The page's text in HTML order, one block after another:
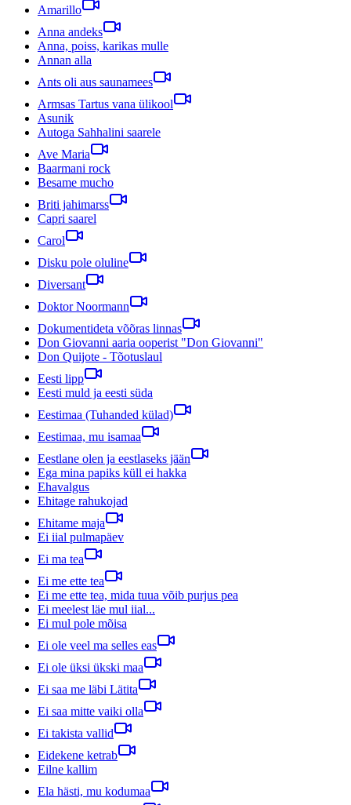
Amarillo
Anna andeks
Anna, poiss, karikas mulle
Annan alla
Ants oli aus saunamees
Armsas Tartus vana ülikool
Asunik
Autoga Sahhalini saarele
Ave Maria
Baarmani rock
Besame mucho
Briti jahimarss
Capri saarel
Carol
Disku pole oluline
Diversant
Doktor Noormann
Dokumentideta võõras linnas
Don Giovanni aaria ooperist "Don Giovanni"
Don Quijote - Tõotuslaul
Eesti lipp
Eesti muld ja eesti süda
Eestimaa (Tuhanded külad)
Eestimaa, mu isamaa
Eestlane olen ja eestlaseks jään
Ega mina papiks küll ei hakka
Ehavalgus
Ehitage rahukojad
Ehitame maja
Ei iial pulmapäev
Ei ma tea
Ei me ette tea
Ei me ette tea, mida tuua võib purjus pea
Ei meelest läe mul iial...
Ei mul pole mõisa
Ei ole veel ma selles eas
Ei ole üksi ükski maa
Ei saa me läbi Lätita
Ei saa mitte vaiki olla
Ei takista vallid
Eidekene ketrab
Eilne kallim
Ela hästi, mu kodumaa